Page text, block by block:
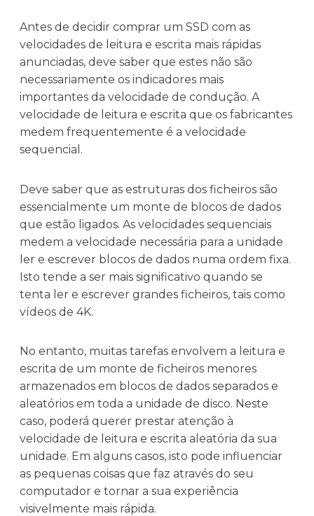
Antes de decidir comprar um SSD com as
velocidades de leitura e escrita mais rápidas
anunciadas, deve saber que estes não são
necessariamente os indicadores mais
importantes da velocidade de condução. A
velocidade de leitura e escrita que os fabricantes
medem frequentemente é a velocidade
sequencial.
Deve saber que as estruturas dos ficheiros são
essencialmente um monte de blocos de dados
que estão ligados. As velocidades sequenciais
medem a velocidade necessária para a unidade
ler e escrever blocos de dados numa ordem fixa.
Isto tende a ser mais significativo quando se
tenta ler e escrever grandes ficheiros, tais como
vídeos de 4K.
No entanto, muitas tarefas envolvem a leitura e
escrita de um monte de ficheiros menores
armazenados em blocos de dados separados e
aleatórios em toda a unidade de disco. Neste
caso, poderá querer prestar atenção à
velocidade de leitura e escrita aleatória da sua
unidade. Em alguns casos, isto pode influenciar
as pequenas coisas que faz através do seu
computador e tornar a sua experiência
visivelmente mais rápida.